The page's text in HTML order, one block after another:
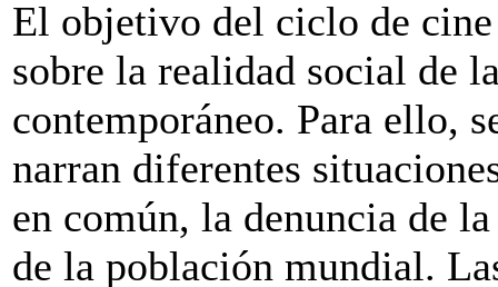
El objetivo del ciclo de
sobre la realidad social de
contemporáneo. Para ello,
narran diferentes
en común, la denuncia de
de la población mundial.